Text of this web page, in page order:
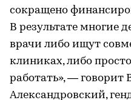
сокращено
В результате многие
врачи либо ищут
клиниках, либо
работать», — говорит
Александровский,